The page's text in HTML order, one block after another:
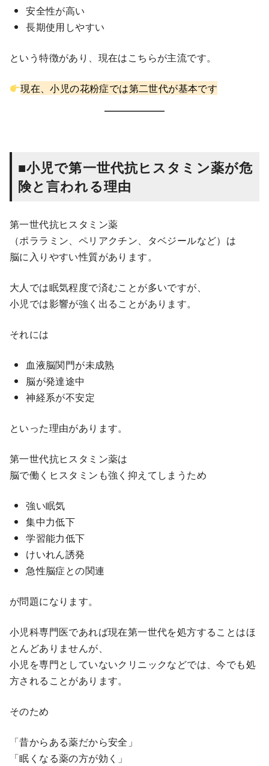
安全性が高い
長期使用しやすい
という特徴があり、現在はこちらが主流です。
現在、小児の花粉症では第二世代が基本です
■小児で第一世代抗ヒスタミン薬が危
険と言われる理由
第一世代抗ヒスタミン薬
（ポララミン、ペリアクチン、タベジールなど）は
脳に入りやすい性質があります。
大人では眠気程度で済むことが多いですが、
小児では影響が強く出ることがあります。
それには
血液脳関門が未成熟
脳が発達途中
神経系が不安定
といった理由があります。
第一世代抗ヒスタミン薬は
脳で働くヒスタミンも強く抑えてしまうため
強い眠気
集中力低下
学習能力低下
けいれん誘発
急性脳症との関連
が問題になります。
小児科専門医であれば現在第一世代を処方することはほ
とんどありませんが、
小児を専門としていないクリニックなどでは、今でも処
方されることがあります。
そのため
「昔からある薬だから安全」
「眠くなる薬の方が効く」